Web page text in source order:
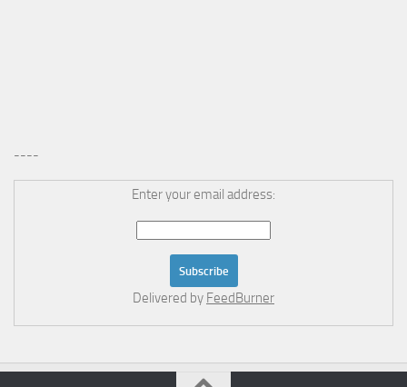
----
Enter your email address:
Delivered by FeedBurner